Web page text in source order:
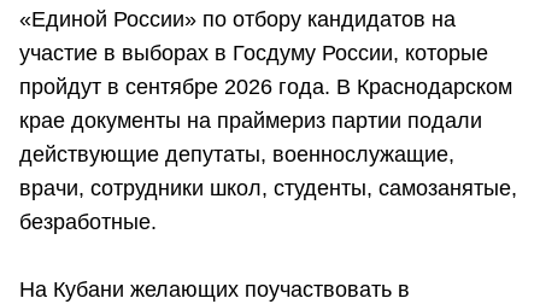
«Единой России» по отбору кандидатов на
участие в выборах в Госдуму России, которые
пройдут в сентябре 2026 года. В Краснодарском
крае документы на праймериз партии подали
действующие депутаты, военнослужащие,
врачи, сотрудники школ, студенты, самозанятые,
безработные.
На Кубани желающих поучаствовать в